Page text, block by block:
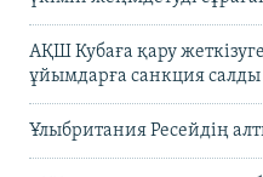
АҚШ Кубаға қару
ұйымдарға санкция салды
Ұлыбритания Ресейдің